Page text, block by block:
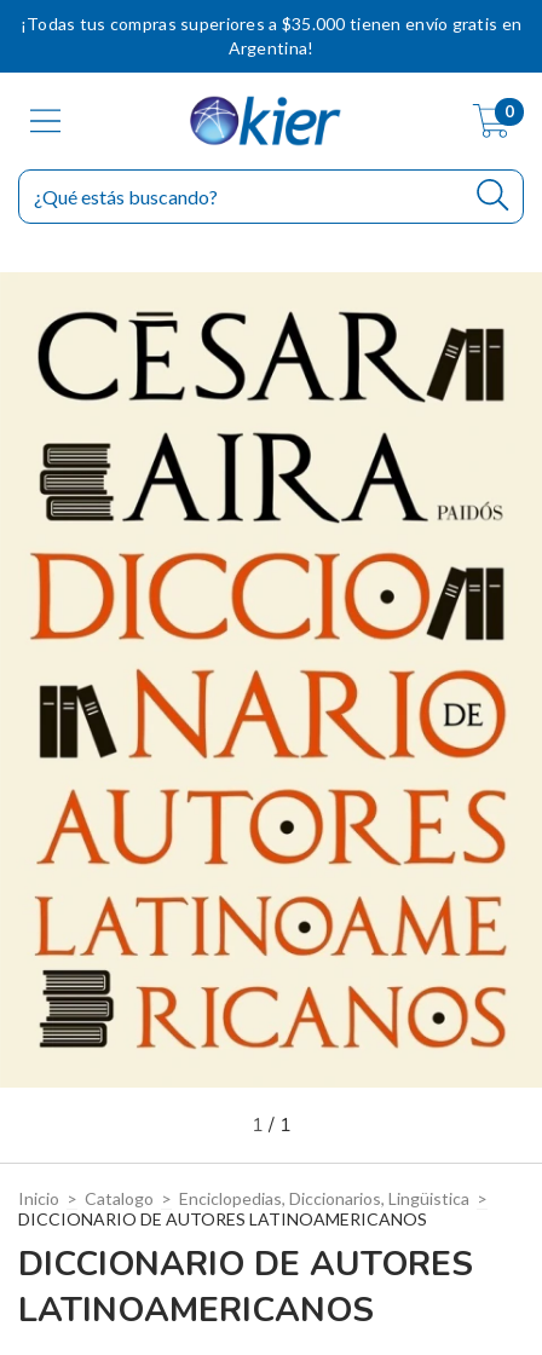
¡Todas tus compras superiores a $35.000 tienen envío gratis en
Argentina!
0
1 / 1
Inicio > Catalogo > Enciclopedias, Diccionarios, Lingüistica >
DICCIONARIO DE AUTORES LATINOAMERICANOS
DICCIONARIO DE AUTORES
LATINOAMERICANOS